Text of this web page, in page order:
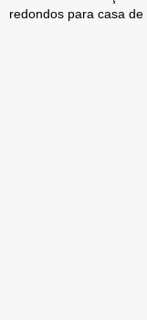
redondos para casa